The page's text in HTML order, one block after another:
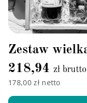
Zestaw
218,94 zł brutto
178,00 zł netto